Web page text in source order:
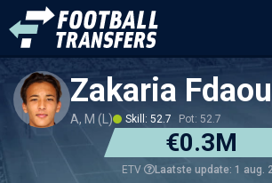
Zakaria
A, M (L) Skill: 52.7 Pot: 52.7
€0.3M
ETV Laatste update: 1 aug.